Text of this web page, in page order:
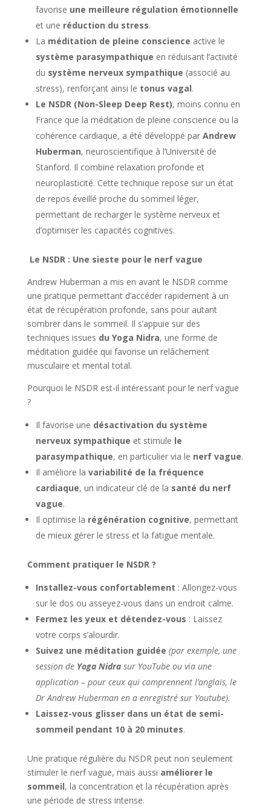
favorise une meilleure régulation émotionnelle
et une réduction du stress.
La méditation de pleine conscience active le
système parasympathique en réduisant l’activité
du système nerveux sympathique (associé au
stress), renforçant ainsi le tonus vagal.
Le NSDR (Non-Sleep Deep Rest), moins connu en
France que la méditation de pleine conscience ou la
cohérence cardiaque, a été développé par Andrew
Huberman, neuroscientifique à l’Université de
Stanford. Il combine relaxation profonde et
neuroplasticité. Cette technique repose sur un état
de repos éveillé proche du sommeil léger,
permettant de recharger le système nerveux et
d’optimiser les capacités cognitives.
Le NSDR : Une sieste pour le nerf vague
Andrew Huberman a mis en avant le NSDR comme
une pratique permettant d’accéder rapidement à un
état de récupération profonde, sans pour autant
sombrer dans le sommeil. Il s’appuie sur des
techniques issues du Yoga Nidra, une forme de
méditation guidée qui favorise un relâchement
musculaire et mental total.
Pourquoi le NSDR est-il intéressant pour le nerf vague
?
Il favorise une désactivation du système
nerveux sympathique et stimule le
parasympathique, en particulier via le nerf vague.
Il améliore la variabilité de la fréquence
cardiaque, un indicateur clé de la santé du nerf
vague.
Il optimise la régénération cognitive, permettant
de mieux gérer le stress et la fatigue mentale.
Comment pratiquer le NSDR ?
Installez-vous confortablement : Allongez-vous
sur le dos ou asseyez-vous dans un endroit calme.
Fermez les yeux et détendez-vous : Laissez
votre corps s’alourdir.
Suivez une méditation guidée (par exemple, une
session de Yoga Nidrasur YouTube ou via une
application – pour ceux qui comprennent l’anglais, le
Dr Andrew Huberman en a enregistré sur Youtube).
Laissez-vous glisser dans un état de semi-
sommeil pendant 10 à 20 minutes.
Une pratique régulière du NSDR peut non seulement
stimuler le nerf vague, mais aussi améliorer le
sommeil, la concentration et la récupération après
une période de stress intense.